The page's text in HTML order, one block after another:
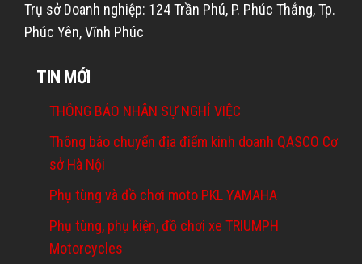
Trụ sở Doanh nghiệp: 124 Trần Phú, P. Phúc Thắng, Tp.
Phúc Yên, Vĩnh Phúc
TIN MỚI
THÔNG BÁO NHÂN SỰ NGHỈ VIỆC
Thông báo chuyển địa điểm kinh doanh QASCO Cơ
sở Hà Nội
Phụ tùng và đồ chơi moto PKL YAMAHA
Phụ tùng, phụ kiện, đồ chơi xe TRIUMPH
Motorcycles